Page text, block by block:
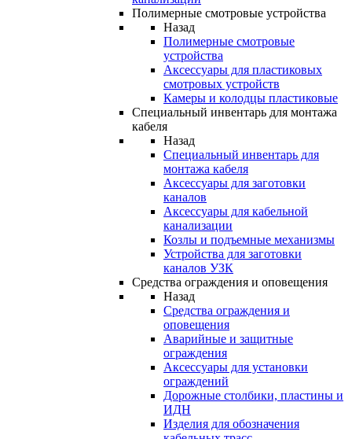
Полимерные смотровые устройства
Назад
Полимерные смотровые
устройства
Аксессуары для пластиковых
смотровых устройств
Камеры и колодцы пластиковые
Специальный инвентарь для монтажа
кабеля
Назад
Специальный инвентарь для
монтажа кабеля
Аксессуары для заготовки
каналов
Аксессуары для кабельной
канализации
Козлы и подъемные механизмы
Устройства для заготовки
каналов УЗК
Средства ограждения и оповещения
Назад
Средства ограждения и
оповещения
Аварийные и защитные
ограждения
Аксессуары для установки
ограждений
Дорожные столбики, пластины и
ИДН
Изделия для обозначения